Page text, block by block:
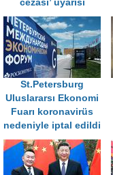
cezası’ uyarısı
St.Petersburg
Uluslararsı Ekonomi
Fuarı koronavirüs
nedeniyle iptal edildi